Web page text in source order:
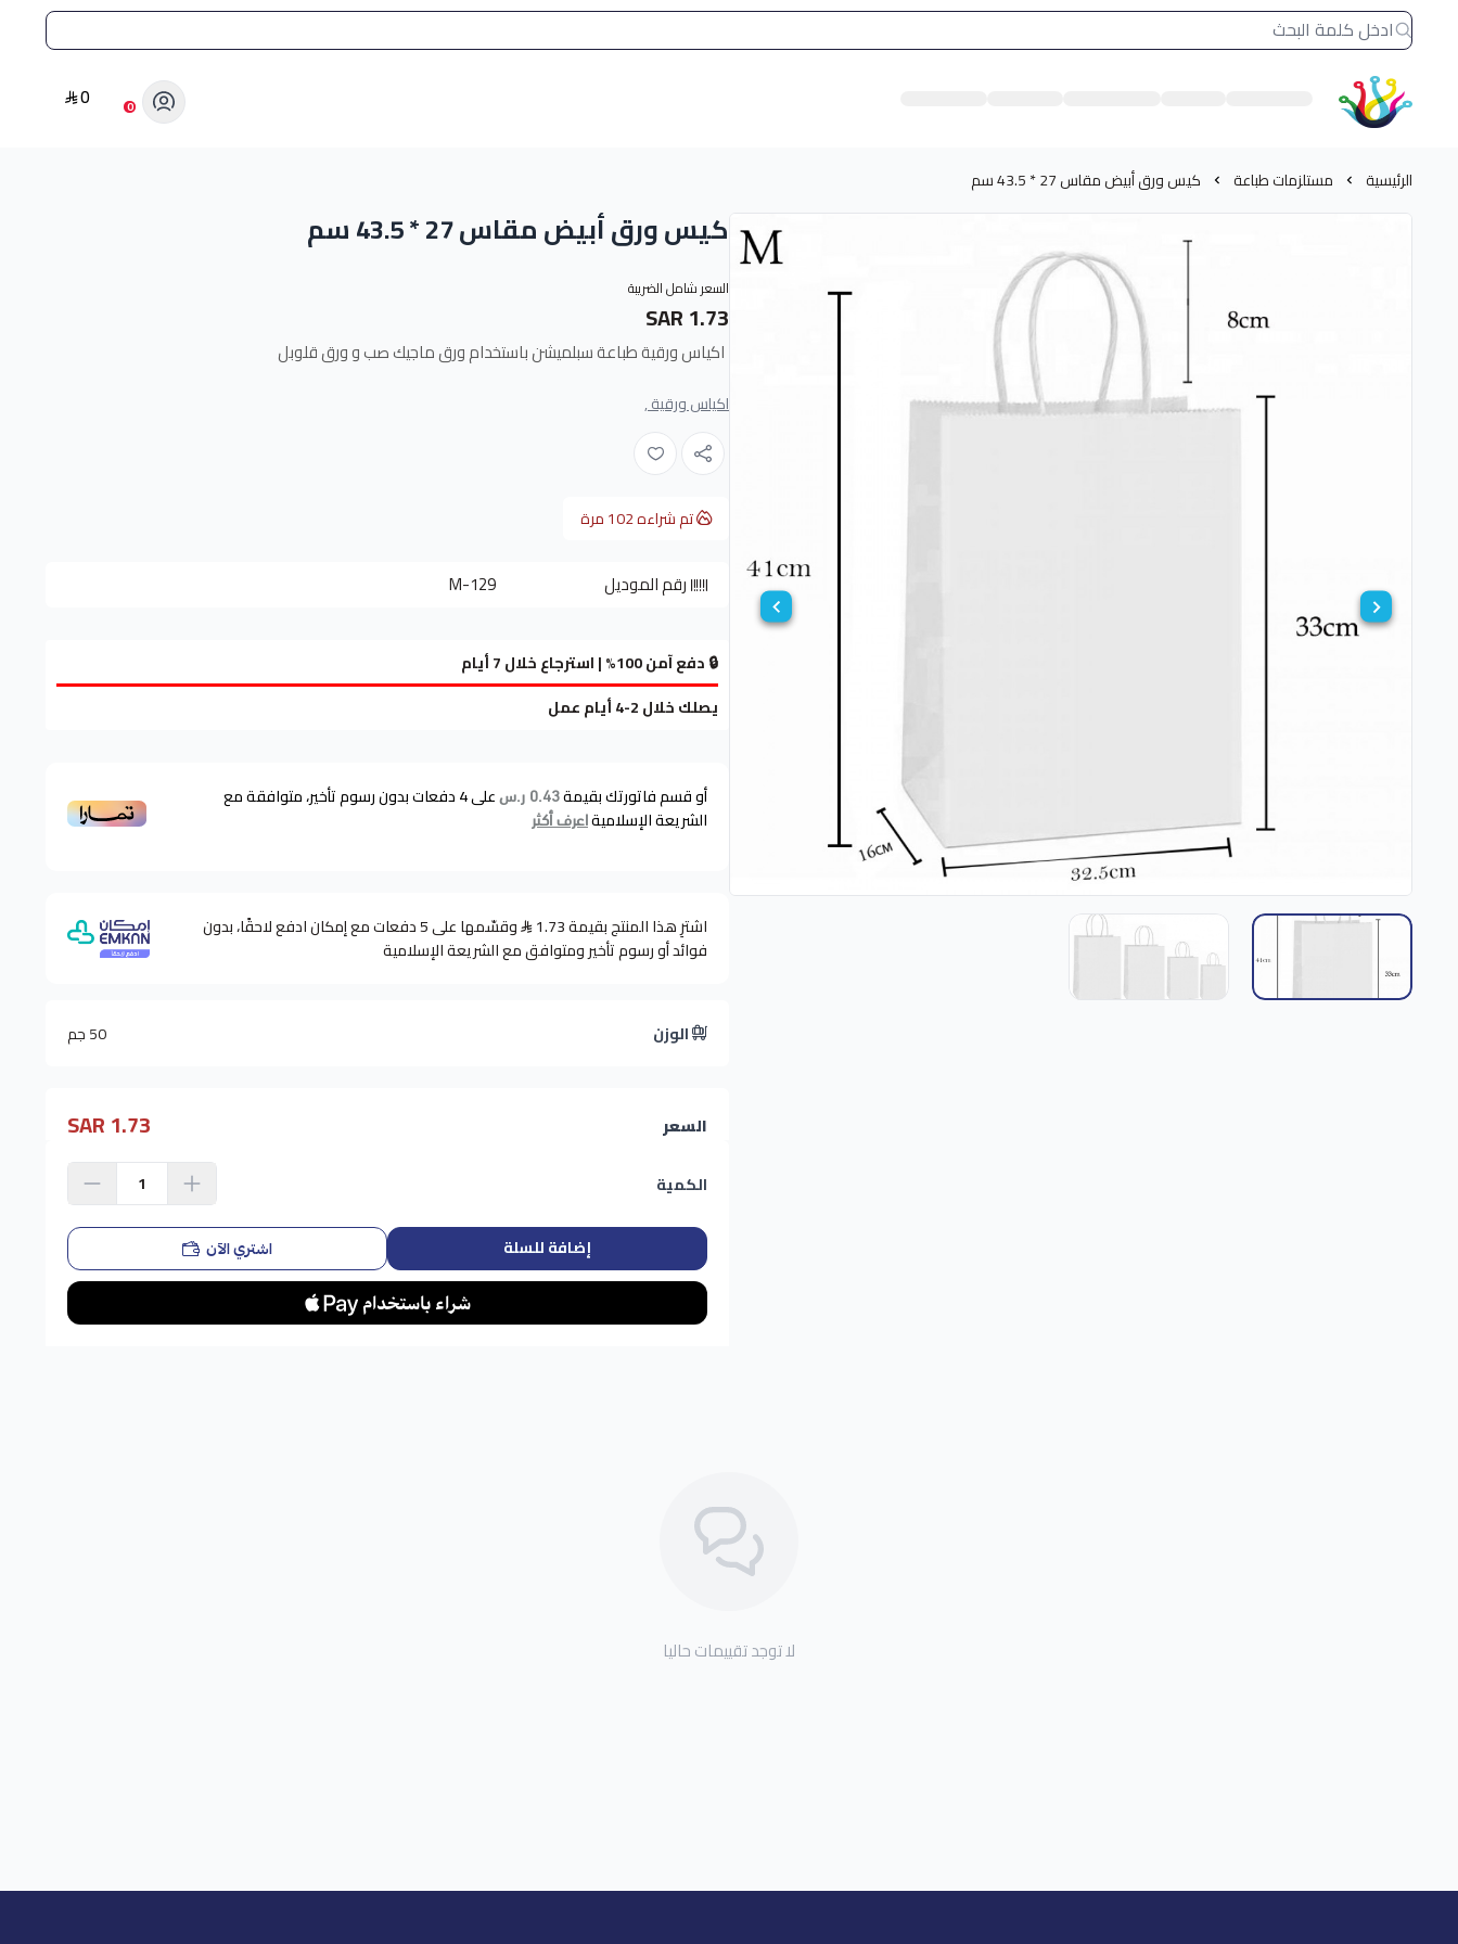
الشرق النادر بيع مستلزمات طباعة حرارية 0
0
الرئيسية مستلزمات طباعة كيس ورق أبيض مقاس 27 * 43.5 سم
كيس ورق أبيض مقاس 27 * 43.5 سم
السعر شامل الضريبة
1.73 SAR
اكياس ورقية طباعة سبلميشن باستخدام ورق ماجيك صب و ورق قلوبل
اكياس ورقية ,
تم شراءه102مرة
رقم الموديل 129-M
🔒 دفع آمن 100% | استرجاع خلال 7 أيام
يصلك خلال 2-4 أيام عمل
أو قسم فاتورتك بقيمة0.43 ر.س على4دفعات بدون رسوم تأخير، متوافقة مع
الشريعة الإسلاميةاعرف أكثر
اشترِ هذا المنتج بقيمة 1.73
وقسّمها على 5 دفعات مع إمكان ادفع لاحقًا، بدون
فوائد أو رسوم تأخير ومتوافق مع الشريعة الإسلامية
الوزن 50 جم
السعر 1.73 SAR
الكمية
إضافة للسلة اشتري الآن
لا توجد تقييمات حاليا